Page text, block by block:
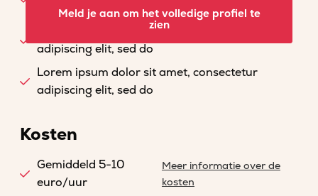
adipiscing elit, sed do
Lorem ipsum dolor sit amet, consectetur
adipiscing elit, sed do
Lorem ipsum dolor sit amet, consectetur
adipiscing elit, sed do
Meld je aan om het volledige profiel te
zien
Kosten
Gemiddeld 5-10
euro/uur
Meer informatie over de
kosten